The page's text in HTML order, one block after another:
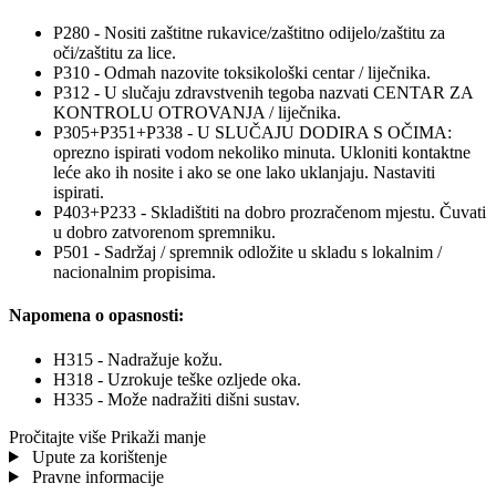
P280 - Nositi zaštitne rukavice/zaštitno odijelo/zaštitu za
oči/zaštitu za lice.
P310 - Odmah nazovite toksikološki centar / liječnika.
P312 - U slučaju zdravstvenih tegoba nazvati CENTAR ZA
KONTROLU OTROVANJA / liječnika.
P305+P351+P338 - U SLUČAJU DODIRA S OČIMA:
oprezno ispirati vodom nekoliko minuta. Ukloniti kontaktne
leće ako ih nosite i ako se one lako uklanjaju. Nastaviti
ispirati.
P403+P233 - Skladištiti na dobro prozračenom mjestu. Čuvati
u dobro zatvorenom spremniku.
P501 - Sadržaj / spremnik odložite u skladu s lokalnim /
nacionalnim propisima.
Napomena o opasnosti:
H315 - Nadražuje kožu.
H318 - Uzrokuje teške ozljede oka.
H335 - Može nadražiti dišni sustav.
Pročitajte više Prikaži manje
Upute za korištenje
Pravne informacije